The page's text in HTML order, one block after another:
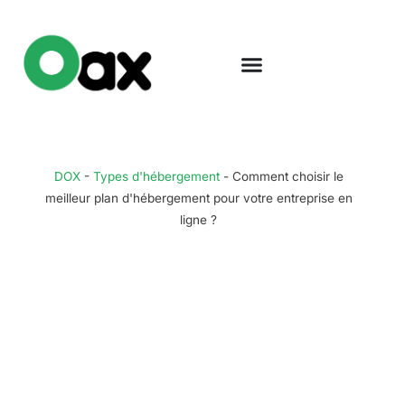
DOX- Types d'hébergement- Comment choisir le
meilleur plan d'hébergement pour votre entreprise en
ligne ?